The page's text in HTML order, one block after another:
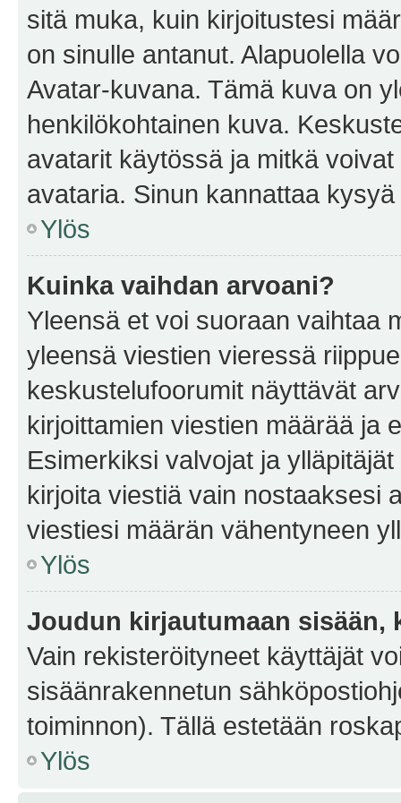
sitä muka, kuin kirjoitustesi
on sinulle antanut. Alapuolella
Avatar-kuvana. Tämä kuva on
henkilökohtainen kuva.
avatarit käytössä ja mitkä
avataria. Sinun kannattaa
Ylös
Kuinka vaihdan arvoani?
Yleensä et voi suoraan vaihtaa
yleensä viestien vieressä
keskustelufoorumit näyttävät
kirjoittamien viestien määrää ja
Esimerkiksi valvojat ja
kirjoita viestiä vain nostaaksesi
viestiesi määrän vähentyneen
Ylös
Joudun kirjautumaan sisään,
Vain rekisteröityneet käyttäjät
sisäänrakennetun
toiminnon). Tällä estetään
Ylös